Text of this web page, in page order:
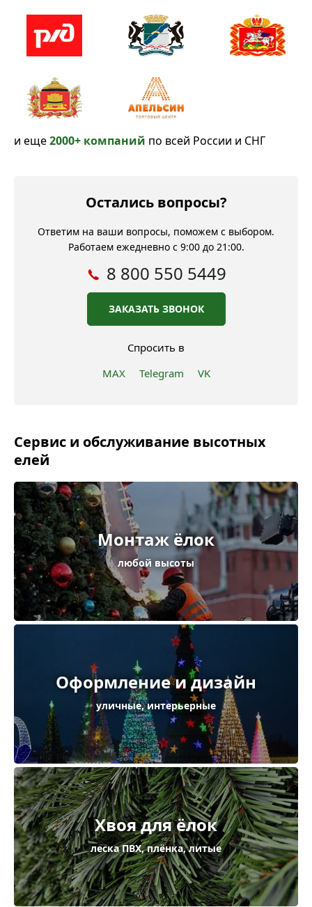
и еще2000+ компаний по всей России и СНГ
Остались вопросы?
Ответим на ваши вопросы, поможем с выбором.
Работаем ежедневно с 9:00 до 21:00.
8 800 550 5449
ЗАКАЗАТЬ ЗВОНОК
Спросить в
MAX
Telegram VK
Сервис и обслуживание высотных
елей
Монтаж ёлок
любой высоты
Оформление и дизайн
уличные, интерьерные
Хвоя для ёлок
леска ПВХ, плёнка, литые